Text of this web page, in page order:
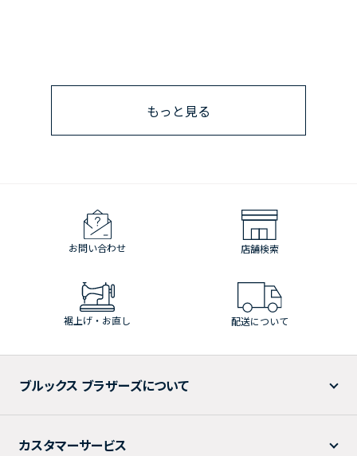
もっと見る
お問い合わせ 店舗検索
裾上げ・お直し 配送について
ブルックス ブラザーズについて
カスタマーサービス